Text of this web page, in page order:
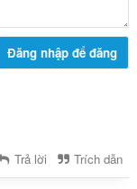
Đăng nhập để đăng
Trả lời Trích dẫn